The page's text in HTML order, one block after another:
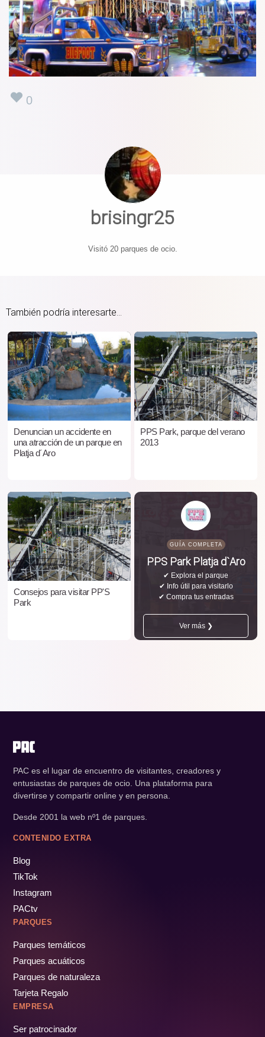
0
brisingr25
Visitó 20 parques de ocio.
También podría interesarte...
Denuncian un accidente en
una atracción de un parque en
Platja d´Aro
PPS Park, parque del verano
2013
Consejos para visitar PP'S
Park
GUÍA COMPLETA
PPS Park Platja d`Aro
✔ Explora el parque
✔ Info útil para visitarlo
✔ Compra tus entradas
Ver más ❯
PAC es el lugar de encuentro de visitantes, creadores y
entusiastas de parques de ocio. Una plataforma para
divertirse y compartir online y en persona.
Desde 2001 la web nº1 de parques.
CONTENIDO EXTRA
Blog
TikTok
Instagram
PACtv
PARQUES
Parques temáticos
Parques acuáticos
Parques de naturaleza
Tarjeta Regalo
EMPRESA
Ser patrocinador